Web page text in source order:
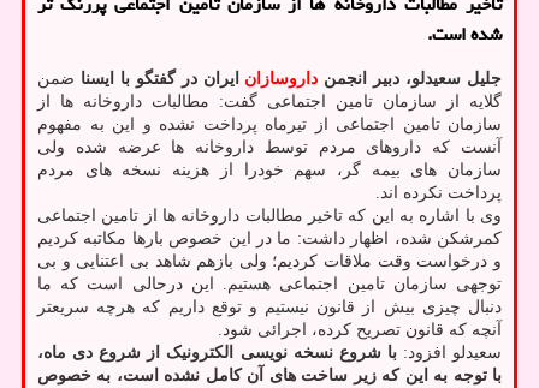
شده است.
جلیل سعیدلو، دبیر انجمن داروسازان ایران در گفتگو با ایسنا ضمن
گلایه از سازمان تامین اجتماعی گفت: مطالبات داروخانه ها از
سازمان تامین اجتماعی از تیرماه پرداخت نشده و این به مفهوم
آنست که داروهای مردم توسط داروخانه ها عرضه شده ولی
سازمان های بیمه گر، سهم خودرا از هزینه نسخه های مردم
پرداخت نکرده اند.
وی با اشاره به این که تاخیر مطالبات داروخانه ها از تامین اجتماعی
کمرشکن شده، اظهار داشت: ما در این خصوص بارها مکاتبه کردیم
و درخواست وقت ملاقات کردیم؛ ولی بازهم شاهد بی اعتنایی و بی
توجهی سازمان تامین اجتماعی هستیم. این درحالی است که ما
دنبال چیزی بیش از قانون نیستیم و توقع داریم که هرچه سریعتر
آنچه که قانون تصریح کرده، اجرائی شود.
سعیدلو افزود:با شروع نسخه نویسی الکترونیک از شروع دی ماه،
با توجه به این که زیر ساخت های آن کامل نشده است، به خصوص